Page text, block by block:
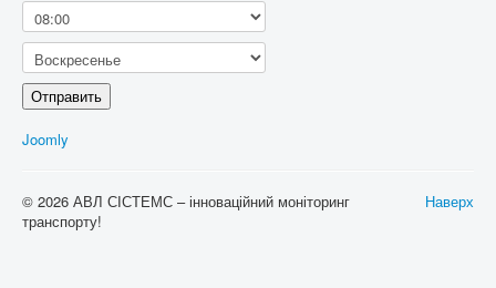
Отправить
Joomly
Наверх
© 2026 АВЛ СІСТЕМС – інноваційний моніторинг
транспорту!